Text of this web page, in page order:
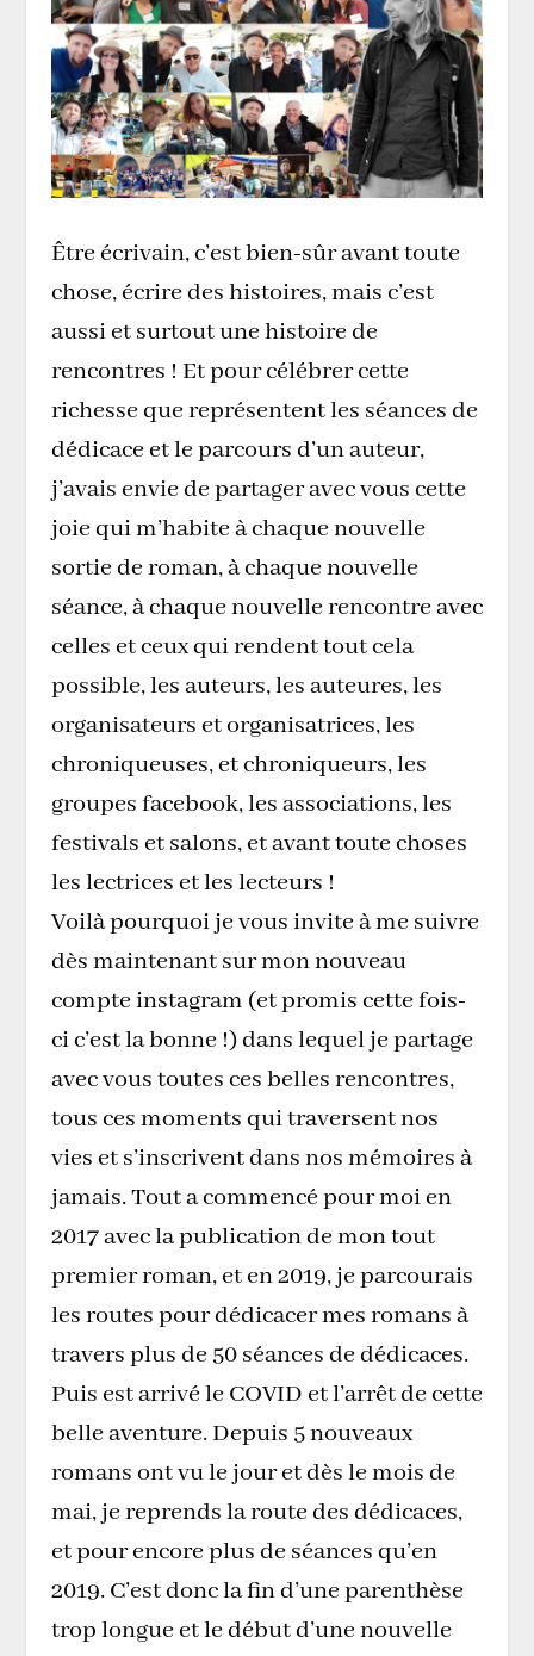
Être écrivain, c’est bien-sûr avant toute
chose, écrire des histoires, mais c’est
aussi et surtout une histoire de
rencontres ! Et pour célébrer cette
richesse que représentent les séances de
dédicace et le parcours d’un auteur,
j’avais envie de partager avec vous cette
joie qui m’habite à chaque nouvelle
sortie de roman, à chaque nouvelle
séance, à chaque nouvelle rencontre avec
celles et ceux qui rendent tout cela
possible, les auteurs, les auteures, les
organisateurs et organisatrices, les
chroniqueuses, et chroniqueurs, les
groupes facebook, les associations, les
festivals et salons, et avant toute choses
les lectrices et les lecteurs !
Voilà pourquoi je vous invite à me suivre
dès maintenant sur mon nouveau
compte instagram (et promis cette fois-
ci c’est la bonne !) dans lequel je partage
avec vous toutes ces belles rencontres,
tous ces moments qui traversent nos
vies et s’inscrivent dans nos mémoires à
jamais. Tout a commencé pour moi en
2017 avec la publication de mon tout
premier roman, et en 2019, je parcourais
les routes pour dédicacer mes romans à
travers plus de 50 séances de dédicaces.
Puis est arrivé le COVID et l’arrêt de cette
belle aventure. Depuis 5 nouveaux
romans ont vu le jour et dès le mois de
mai, je reprends la route des dédicaces,
et pour encore plus de séances qu’en
2019. C’est donc la fin d’une parenthèse
trop longue et le début d’une nouvelle